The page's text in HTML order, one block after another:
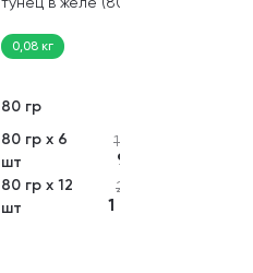
0,08 кг
80 гр
80 гр х 6
шт
1 086
978
80 гр х 12
шт
2 172
1 957